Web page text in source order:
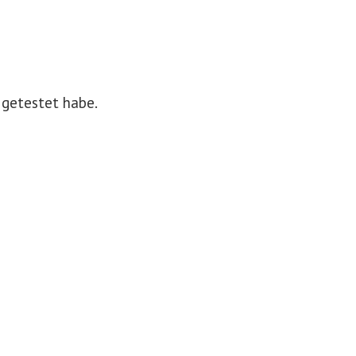
habe.